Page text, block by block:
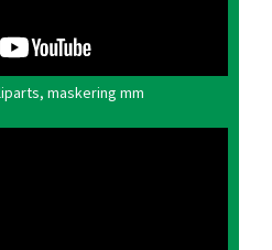
maskering mm